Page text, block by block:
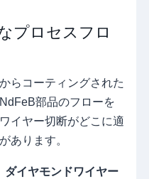
プロセスフロ
らコーティングされた
部品のフローを
イヤー切断がどこに適
あります。
ダイヤモンドワイヤー